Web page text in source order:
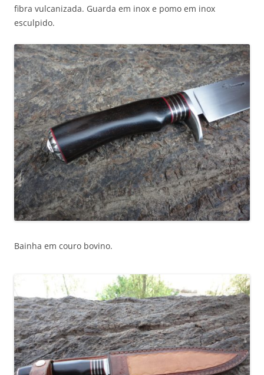
fibra vulcanizada. Guarda em inox e pomo em inox
esculpido.
Bainha em couro bovino.